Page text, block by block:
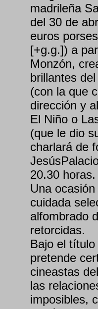
madrileña
del 30 de
euros
[+g.g.]) a
Monzón,
brillantes
(con la que
dirección y
El Niño o
(que le dio
charlará de
20.30 horas.
Una
cuidada
alfombrado
retorcidas.
Bajo el
pretende
cineastas
las
imposibles,